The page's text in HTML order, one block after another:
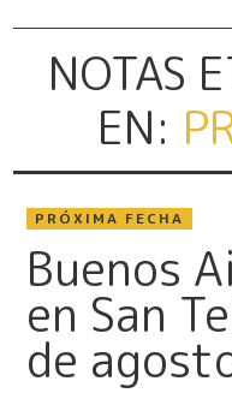
NOTAS
EN:
PRÓXIMA FECHA
Buenos
en San
de